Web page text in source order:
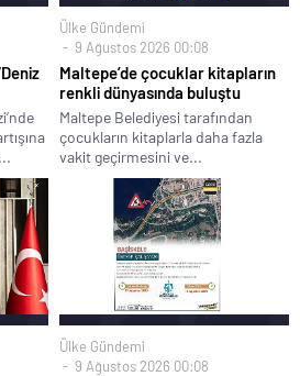
Ülke Gündemi
9 Ağustos 2026 00:08
Maltepe’de çocuklar kitapların
renkli dünyasında buluştu
Maltepe Belediyesi tarafından
çocukların kitaplarla daha fazla
vakit geçirmesini ve...
Ülke Gündemi
9 Ağustos 2026 00:08